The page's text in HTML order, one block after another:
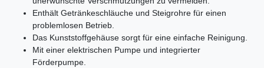
Enthält Getränkeschläuche und Steigrohre für einen
problemlosen Betrieb.
Das Kunststoffgehäuse sorgt für eine einfache Reinigung.
Mit einer elektrischen Pumpe und integrierter
Förderpumpe.